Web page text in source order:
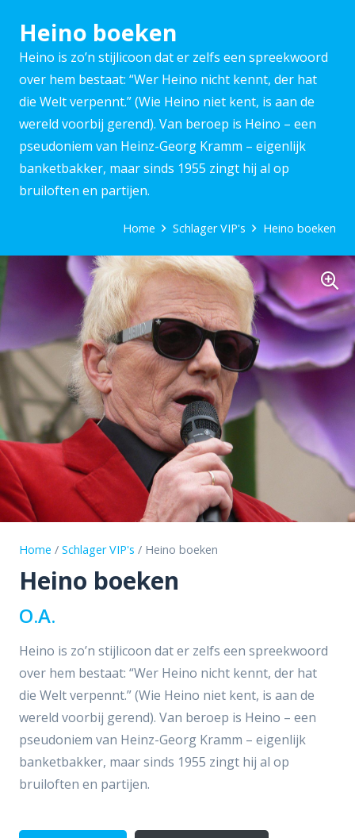
Heino boeken
Heino is zo’n stijlicoon dat er zelfs een spreekwoord
over hem bestaat: “Wer Heino nicht kennt, der hat
die Welt verpennt.” (Wie Heino niet kent, is aan de
wereld voorbij gerend). Van beroep is Heino – een
pseudoniem van Heinz-Georg Kramm – eigenlijk
banketbakker, maar sinds 1955 zingt hij al op
bruiloften en partijen.
Home Schlager VIP's Heino boeken
Home / Schlager VIP's / Heino boeken
Heino boeken
O.A.
Heino is zo’n stijlicoon dat er zelfs een spreekwoord
over hem bestaat: “Wer Heino nicht kennt, der hat
die Welt verpennt.” (Wie Heino niet kent, is aan de
wereld voorbij gerend). Van beroep is Heino – een
pseudoniem van Heinz-Georg Kramm – eigenlijk
banketbakker, maar sinds 1955 zingt hij al op
bruiloften en partijen.